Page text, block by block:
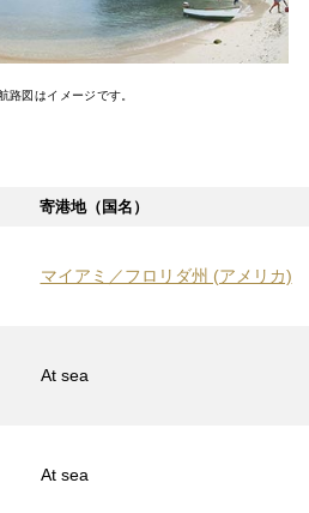
路図はイメージです。
寄港地（国名）
マイアミ／フロリダ州 (アメリカ)
At sea
At sea